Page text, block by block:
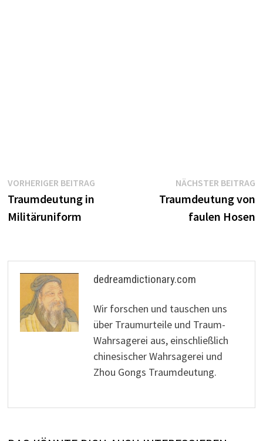
Beitragsnavigation
VORHERIGER BEITRAGVorheriger
Traumdeutung in
Militäruniform
NÄCHSTER BEITRAG
Traumdeutung von
faulen Hosen
dedreamdictionary.com
Wir forschen und tauschen uns
über Traumurteile und Traum-
Wahrsagerei aus, einschließlich
chinesischer Wahrsagerei und
Zhou Gongs Traumdeutung.